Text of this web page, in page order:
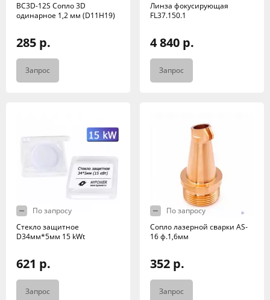
BC3D-12S Сопло 3D
одинарное 1,2 мм (D11H19)
285 р.
Запрос
Линза фокусирующая
FL37.150.1
4 840 р.
Запрос
По запросу
Стекло защитное
D34мм*5мм 15 kWt
621 р.
Запрос
По запросу
Сопло лазерной сварки AS-
16 ф.1,6мм
352 р.
Запрос